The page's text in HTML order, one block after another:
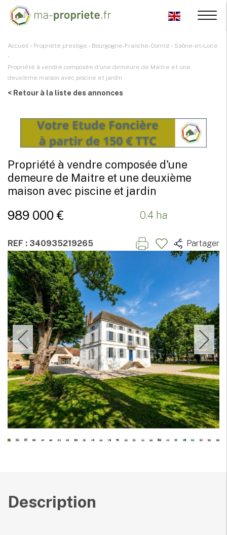
Accueil › Propriété prestige › Bourgogne-Franche-Comté › Saône-et-Loire
›
Propriété à vendre composée d'une demeure de Maitre et une
deuxième maison avec piscine et jardin
< Retour à la liste des annonces
Propriété à vendre composée d'une
demeure de Maitre et une deuxième
maison avec piscine et jardin
989 000 € 0.4 ha
REF : 340935219265 Partager
Description